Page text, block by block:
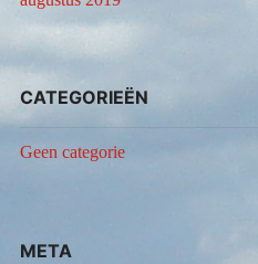
CATEGORIEËN
Geen categorie
META